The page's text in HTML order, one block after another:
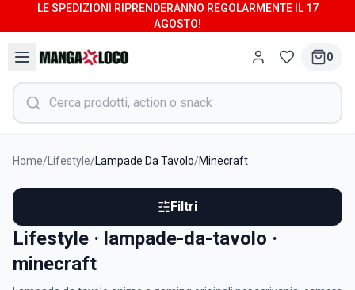
LE SPEDIZIONI RIPRENDERANNO REGOLARMENTE IL 17
AGOSTO!
0
Home/ Lifestyle/Lampade Da Tavolo/Minecraft
Filtri
Lifestyle · lampade-da-tavolo ·
minecraft